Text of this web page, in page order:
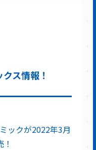
ス情報！
ックが2022年3月